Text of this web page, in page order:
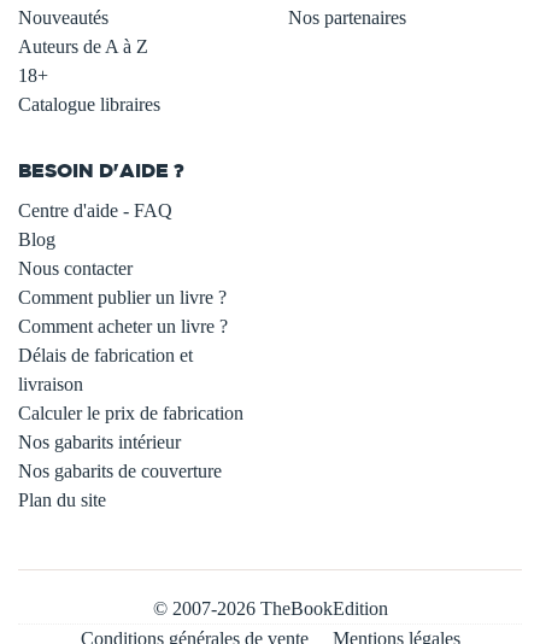
Nouveautés
Auteurs de A à Z
18+
Catalogue libraires
Nos partenaires
BESOIN D'AIDE ?
Centre d'aide - FAQ
Blog
Nous contacter
Comment publier un livre ?
Comment acheter un livre ?
Délais de fabrication et
livraison
Calculer le prix de fabrication
Nos gabarits intérieur
Nos gabarits de couverture
Plan du site
© 2007-2026 TheBookEdition
Conditions générales de vente
Mentions légales